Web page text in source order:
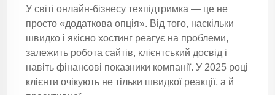
У світі онлайн-бізнесу техпідтримка — це не
просто «додаткова опція». Від того, наскільки
швидко і якісно хостинг реагує на проблеми,
залежить робота сайтів, клієнтський досвід і
навіть фінансові показники компанії. У 2025 році
клієнти очікують не тільки швидкої реакції, а й